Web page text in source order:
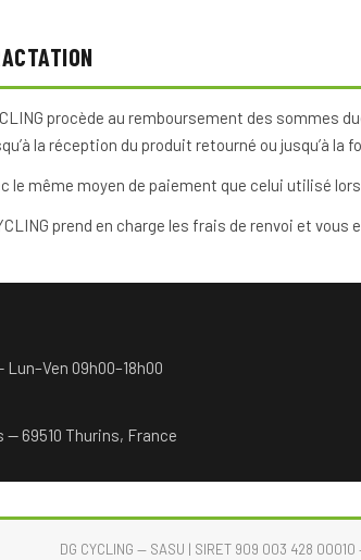
procède au remboursement des sommes
la réception du produit retourné ou jusqu’à la
même moyen de paiement que celui utilisé
prend en charge les frais de renvoi et
Lun–Ven 09h00–18h00
— 69510 Thurins, France
DG CYCLING — SASU | SIRET 909 003 428